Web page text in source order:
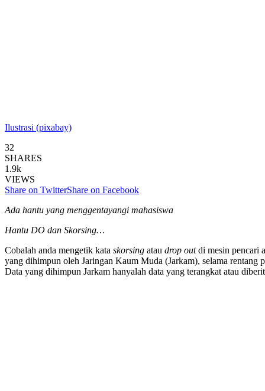
Ilustrasi (pixabay)
32
SHARES
1.9k
VIEWS
Share on TwitterShare on Facebook
Ada hantu yang menggentayangi mahasiswa
Hantu DO dan Skorsing…
Cobalah anda mengetik kata skorsing atau drop outdi mesin pencari
yang dihimpun oleh Jaringan Kaum Muda (Jarkam), selama rentang
Data yang dihimpun Jarkam hanyalah data yang terangkat atau